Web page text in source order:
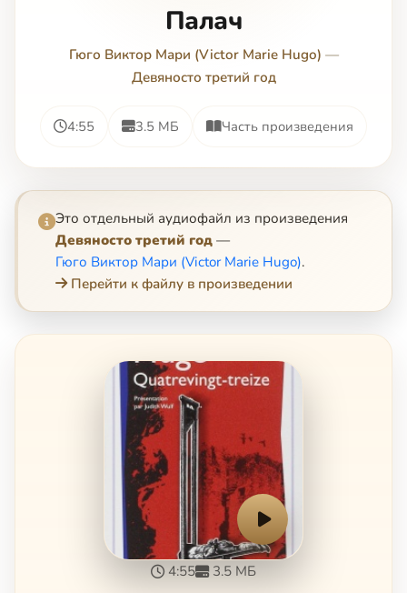
Палач
Гюго Виктор Мари (Victor Marie Hugo) —
Девяносто третий год
4:55 3.5 МБ Часть произведения
Это отдельный аудиофайл из произведения
Девяносто третий год —
Гюго Виктор Мари (Victor Marie Hugo).
Перейти к файлу в произведении
4:55 3.5 МБ